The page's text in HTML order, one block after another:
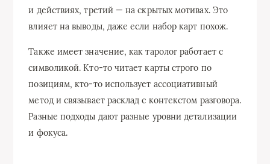
и действиях, третий — на скрытых мотивах. Это
влияет на выводы, даже если набор карт похож.
Также имеет значение, как таролог работает с
символикой. Кто-то читает карты строго по
позициям, кто-то использует ассоциативный
метод и связывает расклад с контекстом разговора.
Разные подходы дают разные уровни детализации
и фокуса.